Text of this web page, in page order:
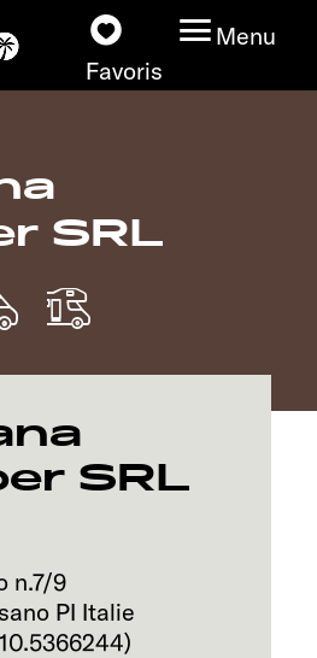
Favoris
Menu
votre
SRL
SRL
n.7/9
PI Italie
10.5366244)